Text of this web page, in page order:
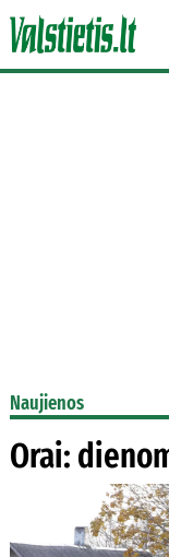
Naujienos
Orai: